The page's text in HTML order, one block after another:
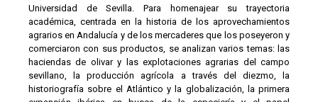
Universidad de Sevilla. Para homenajear su trayectoria
académica, centrada en la historia de los aprovechamientos
agrarios en Andalucía y de los mercaderes que los poseyeron y
comerciaron con sus productos, se analizan varios temas: las
haciendas de olivar y las explotaciones agrarias del campo
sevillano, la producción agrícola a través del diezmo, la
historiografía sobre el Atlántico y la globalización, la primera